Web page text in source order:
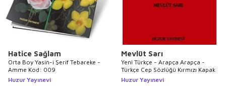
Hatice Sağlam
Orta Boy Yasin-i Şerif Tebareke -
Amme Kod: 009
Huzur Yayınevi
Mevlüt Sarı
Yeni Türkçe - Arapça Arapça -
Türkçe Cep Sözlüğü Kırmızı Kapak
Huzur Yayınevi